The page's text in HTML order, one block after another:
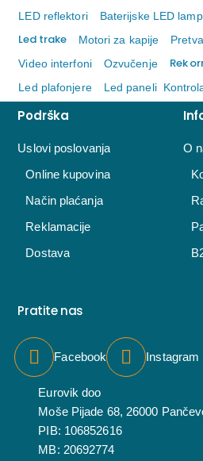
LED reflektori
Baterijske LED
Led trake Motori za kapije
Video interfoni
Ozvučenje Rek
Led plafonjere
Led paneli
Podrška
Uslovi poslovanja
Online kupovina
Način plaćanja
Reklamacije
Dostava
O
Pratite nas
Facebook Instagram
Eurovik doo
Moše Pijade 68, 26000
PIB: 106852616
MB: 20692774